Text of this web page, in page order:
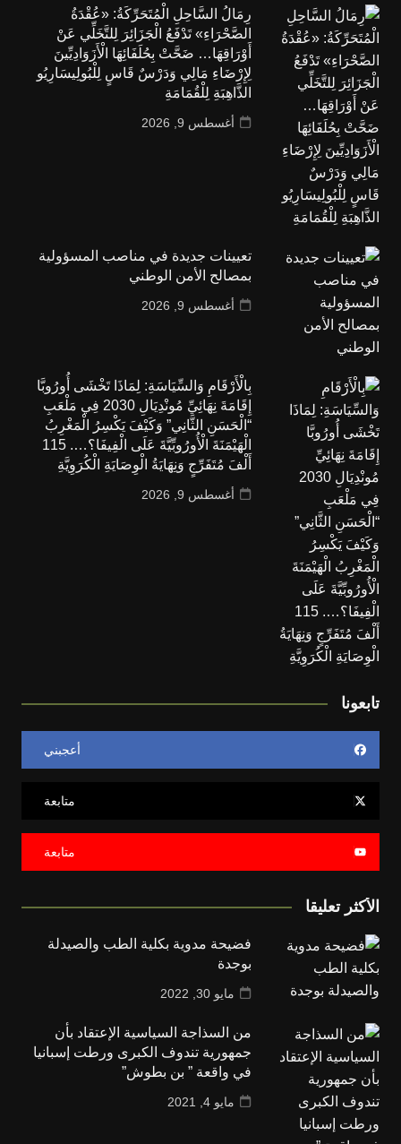
رِمَالُ السَّاحِلِ الْمُتَحَرِّكَةُ: «عُقْدَةُ
الصَّحْرَاءِ» تَدْفَعُ الْجَزَائِرَ لِلتَّخَلِّي عَنْ
أَوْرَاقِهَا… ضَحَّتْ بِحُلَفَائِهَا الْأَزَوَادِيِّينَ
لِإِرْضَاءِ مَالِي وَدَرْسٌ قَاسٍ لِلْبُولِيسَارِيُو
الذَّاهِبَةِ لِلْقُمَامَةِ
أغسطس 9, 2026
تعيينات جديدة في مناصب المسؤولية
بمصالح الأمن الوطني
أغسطس 9, 2026
بِالْأَرْقَامِ وَالسِّيَاسَةِ: لِمَاذَا تَخْشَى أُورُوبَّا
إِقَامَةَ نِهَائِيِّ مُونْدِيَالِ 2030 فِي مَلْعَبِ
“الْحَسَنِ الثَّانِي” وَكَيْفَ يَكْسِرُ الْمَغْرِبُ
الْهَيْمَنَةَ الْأُورُوبِّيَّةَ عَلَى الْفِيفَا؟…. 115
أَلْفَ مُتَفَرِّجٍ وَنِهَايَةُ الْوِصَايَةِ الْكُرَوِيَّةِ
أغسطس 9, 2026
تابعونا
أعجبني
متابعة
متابعة
الأكثر تعليقا
فضيحة مدوية بكلية الطب والصيدلة
بوجدة
مايو 30, 2022
من السذاجة السياسية الإعتقاد بأن
جمهورية تندوف الكبرى ورطت إسبانيا
في واقعة ” بن بطوش”
مايو 4, 2021